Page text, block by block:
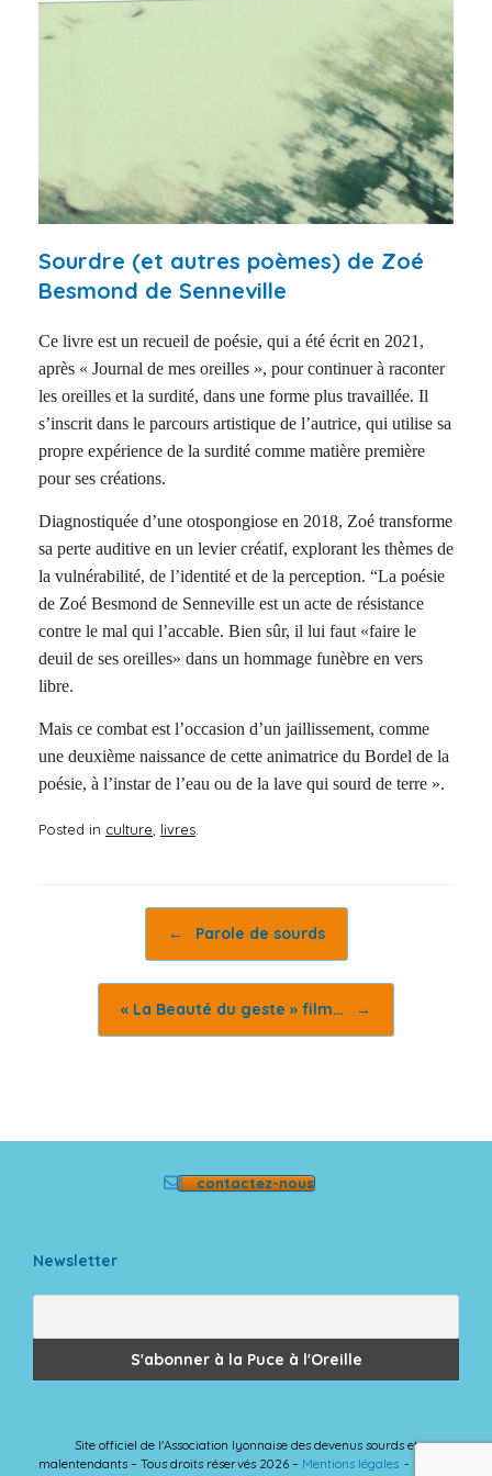
Sourdre (et autres poèmes) de Zoé
Besmond de Senneville
Ce livre est un recueil de poésie, qui a été écrit en 2021,
après « Journal de mes oreilles », pour continuer à raconter
les oreilles et la surdité, dans une forme plus travaillée. Il
s’inscrit dans le parcours artistique de l’autrice, qui utilise sa
propre expérience de la surdité comme matière première
pour ses créations.
Diagnostiquée d’une otospongiose en 2018, Zoé transforme
sa perte auditive en un levier créatif, explorant les thèmes de
la vulnérabilité, de l’identité et de la perception. “La poésie
de Zoé Besmond de Senneville est un acte de résistance
contre le mal qui l’accable. Bien sûr, il lui faut «faire le
deuil de ses oreilles» dans un hommage funèbre en vers
libre.
Mais ce combat est l’occasion d’un jaillissement, comme
une deuxième naissance de cette animatrice du Bordel de la
poésie, à l’instar de l’eau ou de la lave qui sourd de terre ».
Posted in culture livres
← Parole de sourds
« La Beauté du geste » film… →
contactez-nous
Newsletter
Site officiel de l'Association lyonnaise des devenus sourds et
malentendants – Tous droits réservés 2026 – Mentions légales
Theme